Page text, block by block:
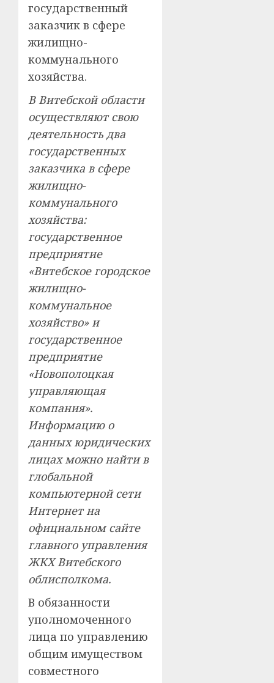
государственный
заказчик в сфере
жилищно-
коммунального
хозяйства.
В Витебской области
осуществляют свою
деятельность два
государственных
заказчика в сфере
жилищно-
коммунального
хозяйства:
государственное
предприятие
«Витебское городское
жилищно-
коммунальное
хозяйство» и
государственное
предприятие
«Новополоцкая
управляющая
компания».
Информацию о
данных юридических
лицах можно найти в
глобальной
компьютерной сети
Интернет на
официальном сайте
главного управления
ЖКХ Витебского
облисполкома.
В обязанности
уполномоченного
лица по управлению
общим имуществом
совместного